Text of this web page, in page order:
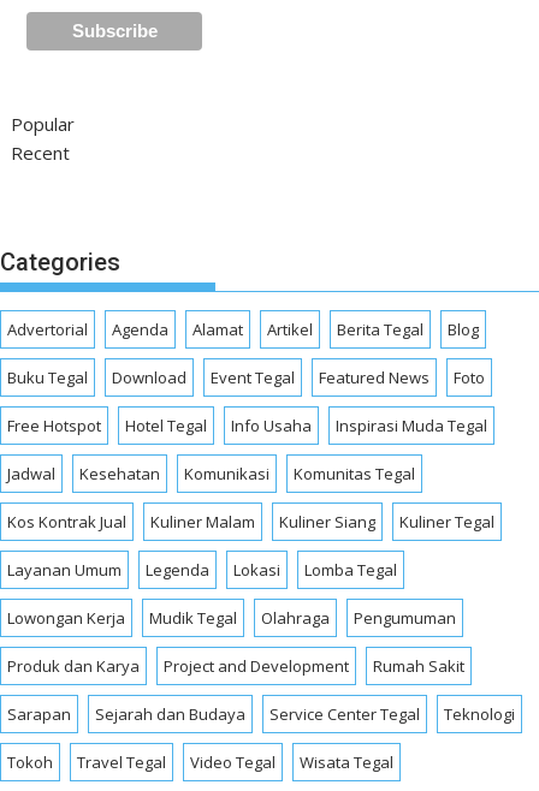
Popular
Recent
Categories
Advertorial Agenda Alamat Artikel Berita Tegal Blog
Buku Tegal Download Event Tegal Featured News Foto
Free Hotspot Hotel Tegal Info Usaha Inspirasi Muda Tegal
Jadwal Kesehatan Komunikasi Komunitas Tegal
Kos Kontrak Jual Kuliner Malam Kuliner Siang Kuliner Tegal
Layanan Umum Legenda Lokasi Lomba Tegal
Lowongan Kerja Mudik Tegal Olahraga Pengumuman
Produk dan Karya Project and Development Rumah Sakit
Sarapan Sejarah dan Budaya Service Center Tegal Teknologi
Tokoh Travel Tegal Video Tegal Wisata Tegal